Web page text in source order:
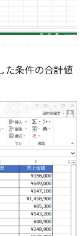
た条件の合計値